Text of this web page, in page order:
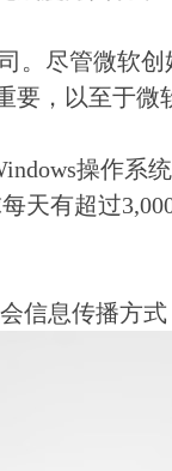
。尽管微软创
要，以至于微
操作系
天有超过
信息传播方式